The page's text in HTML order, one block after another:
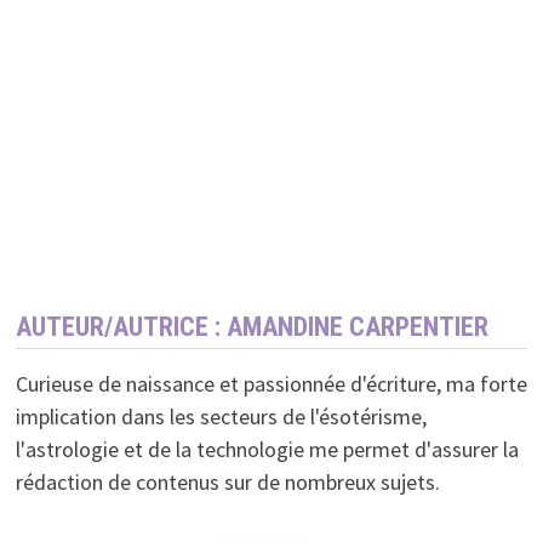
AUTEUR/AUTRICE : AMANDINE CARPENTIER
Curieuse de naissance et passionnée d'écriture, ma forte
implication dans les secteurs de l'ésotérisme,
l'astrologie et de la technologie me permet d'assurer la
rédaction de contenus sur de nombreux sujets.